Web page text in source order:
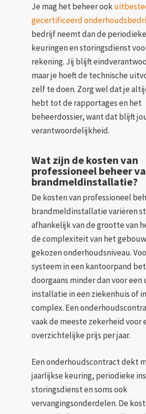
Je mag het beheer ook
gecertificeerd
bedrijf neemt dan de
keuringen en storingsdienst
rekening. Jij blijft
maar je hoeft de technische
zelf te doen. Zorg wel dat je
hebt tot de rapportages en het
beheerdossier, want dat blijft
verantwoordelijkheid.
Wat zijn de kosten van
professioneel beheer
brandmeldinstallatie?
De kosten van professioneel
brandmeldinstallatie variëren
afhankelijk van de grootte van
de complexiteit van het
gekozen onderhoudsniveau.
systeem in een kantoorpand
doorgaans minder dan voor
installatie in een ziekenhuis of
complex. Een
vaak de meeste zekerheid voor
overzichtelijke prijs per jaar.
Een onderhoudscontract dekt
jaarlijkse keuring, periodieke
storingsdienst en soms ook
vervangingsonderdelen. De